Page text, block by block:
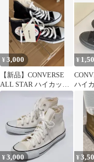
¥3,000
【新品】CONVERSE
ALL STAR ハイカット
ブラック
¥
ハイ
24.5
¥3,000 ¥